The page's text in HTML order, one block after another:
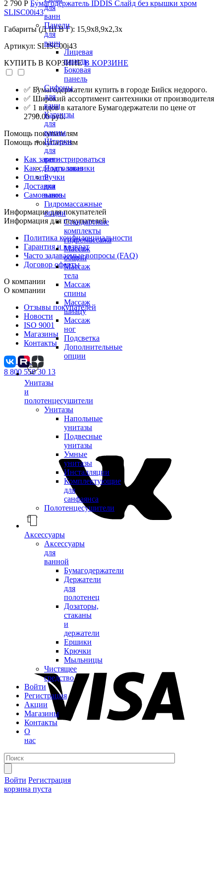
для
ванн
Панели
для
ванн
Лицевая
панель
Боковая
панель
Сифоны
для
ванн
Карнизы
для
ванны
Шторки
для
ванн
Подголовники
Ручки
для
ванны
Гидромассажные
опции
Стандартные
комплекты
гидромассажа
Массаж
общий
Массаж
тела
Массаж
спины
Массаж
шиацу
Массаж
ног
Подсветка
Дополнительные
опции
Унитазы
и
полотенцесушители
Унитазы
Напольные
унитазы
Подвесные
унитазы
Умные
унитазы
Инсталляции
Комплектующие
для
санфаянса
Полотенцесушители
Аксессуары
Аксессуары
для
ванной
Бумагодержатели
Держатели
для
полотенец
Дозаторы,
стаканы
и
держатели
Ершики
Крючки
Мыльницы
Чистящее
средство
Войти
Регистрация
Акции
Магазины
Контакты
О
нас
Войти Регистрация
корзина пуста
2 790 Р Бумагодержатель IDDIS Слайд без крышки хром
SLISC00i43
Габариты (Д Ш В Г): 15,9x8,9x2,3x
Артикул: SLISC00i43
КУПИТЬ В КОРЗИНЕ В КОРЗИНЕ
✅ Бумагодержатели купить в городе Бийск недорого.
✅ Широкий ассортимент сантехники от производителя
✅ 1 видов в каталоге Бумагодержатели по цене от
2790.00 руб.
Помощь покупателям
Помощь покупателям
Как зарегистрироваться
Как сделать заказ
Оплата
Доставка
Самовывоз
Информация для покупателей
Информация для покупателей
Политика конфиденциальности
Гарантия и возврат
Часто задаваемые вопросы (FAQ)
Договор оферты
О компании
О компании
Отзывы покупателей
Новости
ISO 9001
Магазины
Контакты
8 800 550 30 13